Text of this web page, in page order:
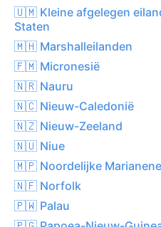
🇺🇲 Kleine afgelegen
Staten
🇲🇭 Marshalleilanden
🇫🇲 Micronesië
🇳🇷 Nauru
🇳🇨 Nieuw-Caledonië
🇳🇿 Nieuw-Zeeland
🇳🇺 Niue
🇲🇵 Noordelijke
🇳🇫 Norfolk
🇵🇼 Palau